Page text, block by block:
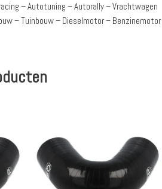
– Autotuning – Autorally – Vrachtwagen
– Tuinbouw – Dieselmotor – Benzinemotor